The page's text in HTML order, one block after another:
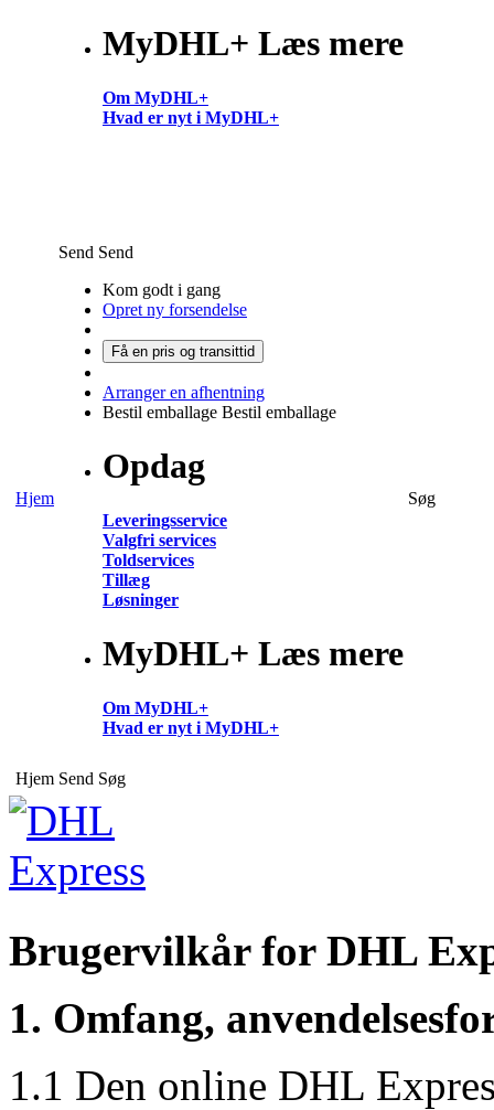
MyDHL+ Læs mere
Om MyDHL+
Hvad er nyt i MyDHL+
Hjem
Send Send
Kom godt i gang
Opret ny forsendelse
Få en pris og transittid
Arranger en afhentning
Bestil emballage Bestil emballage
Opdag
Leveringsservice
Valgfri services
Toldservices
Tillæg
Løsninger
MyDHL+ Læs mere
Om MyDHL+
Hvad er nyt i MyDHL+
Søg
Hjem Send Søg
Brugervilkår for DHL
1. Omfang,
1.1 Den online DHL